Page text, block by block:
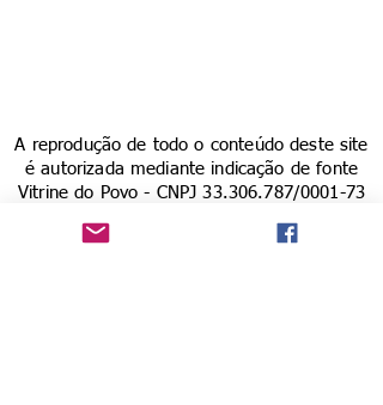
A reprodução de todo o conteúdo deste site
é autorizada mediante indicação de fonte
Vitrine do Povo - CNPJ33.306.787/0001-73